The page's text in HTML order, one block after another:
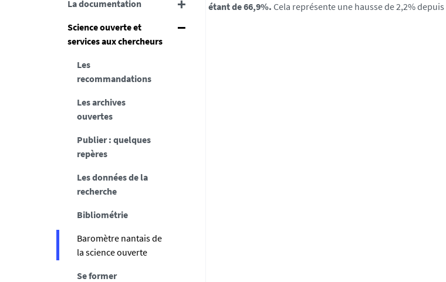
La documentation
Science ouverte et
services aux chercheurs
Les
recommandations
Les archives
ouvertes
Publier : quelques
repères
Les données de la
recherche
Bibliométrie
Baromètre nantais de
la science ouverte
Se former
étant de 66,9%. Cela représente une hausse de 2,2% depuis